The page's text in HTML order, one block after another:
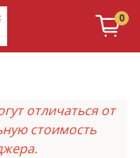
0
отличаться от
стоимость